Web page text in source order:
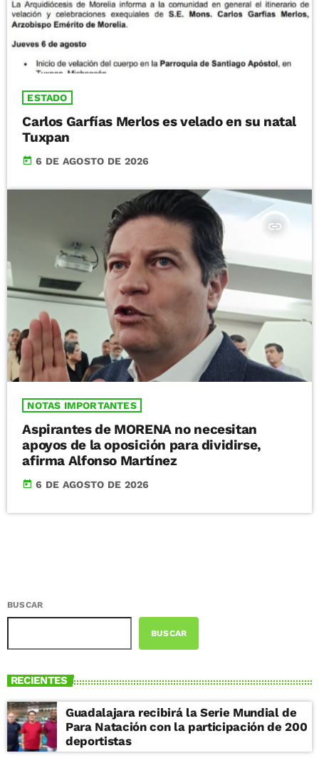
ESTADO
Carlos Garfías Merlos es velado en su natal
Tuxpan
today 6 DE AGOSTO DE 2026
insert_link
NOTAS IMPORTANTES
Aspirantes de MORENA no necesitan
apoyos de la oposición para dividirse,
afirma Alfonso Martínez
today 6 DE AGOSTO DE 2026
BUSCAR
BUSCAR
RECIENTES
Guadalajara recibirá la Serie Mundial de
Para Natación con la participación de 200
deportistas